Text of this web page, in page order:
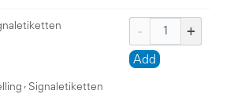
, Signaletiketten
Add